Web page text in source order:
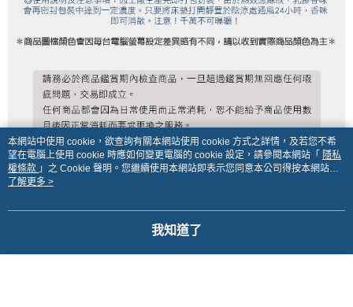
顯示電腦版詳細說明
本網站中使用 cookie，欲查詢有關本網站使用 cookie 方式之詳情，及若您不希
望在電腦上使用 cookie 時應如何變更電腦的 cookie 設定，請參閱本網站「 隱私
權條款 」之 Cookie 聲明。您繼續使用本網站即表示您同意本公司得按本網站使
用條款之 Cookie 聲明使用 cookie。
了解更多 >
我知道了